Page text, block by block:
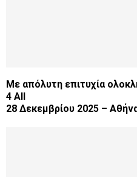
Με απόλυτη επιτυχία
4 All
28 Δεκεμβρίου 2025 –